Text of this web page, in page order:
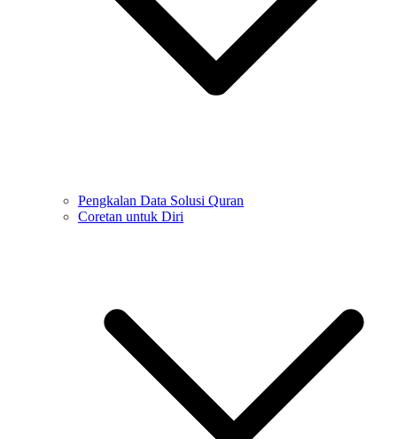
Pengkalan Data Solusi Quran
Coretan untuk Diri